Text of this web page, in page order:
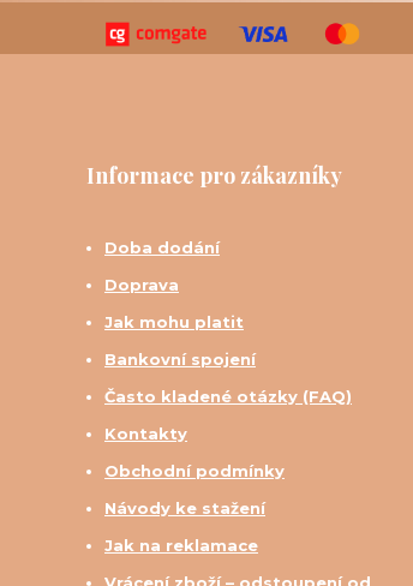
Informace pro zákazníky
Doba dodání
Doprava
Jak mohu platit
Bankovní spojení
Často kladené otázky (FAQ)
Kontakty
Obchodní podmínky
Návody ke stažení
Jak na reklamace